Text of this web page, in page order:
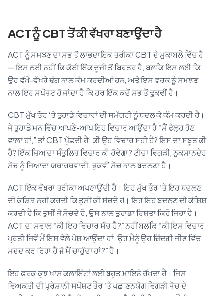
ACT ਨੂੰ CBT ਤੋਂ ਕੀ ਵੱਖਰਾ ਬਣਾਉਂਦਾ ਹੈ
ACT ਨੂੰ ਸਮਝਣ ਦਾ ਸਭ ਤੋਂ ਲਾਭਦਾਇਕ ਤਰੀਕਾ CBT ਦੇ ਮੁਕਾਬਲੇ ਵਿੱਚ ਹੈ
— ਇਸ ਲਈ ਨਹੀਂ ਕਿ ਕੋਈ ਇੱਕ ਦੂਜੀ ਤੋਂ ਬਿਹਤਰ ਹੈ, ਬਲਕਿ ਇਸ ਲਈ ਕਿ
ਉਹ ਵੱਖੋ-ਵੱਖਰੇ ਢੰਗ ਨਾਲ ਕੰਮ ਕਰਦੀਆਂ ਹਨ, ਅਤੇ ਇਸ ਫ਼ਰਕ ਨੂੰ ਸਮਝਣ
ਨਾਲ ਇਹ ਸਪੱਸ਼ਟ ਹੋ ਜਾਂਦਾ ਹੈ ਕਿ ਹਰ ਇੱਕ ਕਦੋਂ ਸਭ ਤੋਂ ਢੁਕਵੀਂ ਹੈ।
CBT ਮੁੱਖ ਤੌਰ ‘ਤੇ ਤੁਹਾਡੇ ਵਿਚਾਰਾਂ ਦੀ ਸਮੱਗਰੀ ਨੂੰ ਬਦਲ ਕੇ ਕੰਮ ਕਰਦੀ ਹੈ।
ਜੇ ਤੁਹਾਡੇ ਮਨ ਵਿੱਚ ਆਪਣੇ-ਆਪ ਇਹ ਵਿਚਾਰ ਆਉਂਦਾ ਹੈ “ਮੈਂ ਫੇਲ੍ਹ ਹੋਣ
ਵਾਲਾ ਹਾਂ,” ਤਾਂ CBT ਪੁੱਛਦੀ ਹੈ: ਕੀ ਉਹ ਵਿਚਾਰ ਸਹੀ ਹੈ? ਇਸ ਦਾ ਸਬੂਤ ਕੀ
ਹੈ? ਇੱਕ ਜ਼ਿਆਦਾ ਸੰਤੁਲਿਤ ਵਿਚਾਰ ਕੀ ਹੋਵੇਗਾ? ਟੀਚਾ ਵਿਗੜੀ, ਨੁਕਸਾਨਦੇਹ
ਸੋਚ ਨੂੰ ਜ਼ਿਆਦਾ ਯਥਾਰਥਵਾਦੀ, ਢੁਕਵੀਂ ਸੋਚ ਨਾਲ ਬਦਲਣਾ ਹੈ।
ACT ਇੱਕ ਵੱਖਰਾ ਤਰੀਕਾ ਅਪਣਾਉਂਦੀ ਹੈ। ਇਹ ਮੁੱਖ ਤੌਰ ‘ਤੇ ਇਹ ਬਦਲਣ
ਦੀ ਕੋਸ਼ਿਸ਼ ਨਹੀਂ ਕਰਦੀ ਕਿ ਤੁਸੀਂ ਕੀ ਸੋਚਦੇ ਹੋ। ਇਹ ਇਹ ਬਦਲਣ ਦੀ ਕੋਸ਼ਿਸ਼
ਕਰਦੀ ਹੈ ਕਿ ਤੁਸੀਂ ਜੋ ਸੋਚਦੇ ਹੋ, ਉਸ ਨਾਲ ਤੁਹਾਡਾ ਰਿਸ਼ਤਾ ਕਿਹੋ ਜਿਹਾ ਹੈ।
ACT ਦਾ ਸਵਾਲ “ਕੀ ਇਹ ਵਿਚਾਰ ਸੱਚ ਹੈ?” ਨਹੀਂ ਬਲਕਿ “ਕੀ ਇਸ ਵਿਚਾਰ
ਪ੍ਰਤੀ ਜਿਵੇਂ ਮੈਂ ਇਸ ਵੇਲੇ ਪੇਸ਼ ਆਉਂਦਾ ਹਾਂ, ਉਹ ਮੈਨੂੰ ਉਹ ਜ਼ਿੰਦਗੀ ਜੀਣ ਵਿੱਚ
ਮਦਦ ਕਰ ਰਿਹਾ ਹੈ ਜੋ ਮੈਂ ਚਾਹੁੰਦਾ ਹਾਂ?” ਹੈ।
ਇਹ ਫ਼ਰਕ ਕੁਝ ਖਾਸ ਕਲਾਇੰਟਾਂ ਲਈ ਬਹੁਤ ਮਾਇਨੇ ਰੱਖਦਾ ਹੈ। ਜਿਸ
ਵਿਅਕਤੀ ਦੀ ਪ੍ਰੇਸ਼ਾਨੀ ਸਪੱਸ਼ਟ ਤੌਰ ‘ਤੇ ਪਛਾਣਨਯੋਗ ਵਿਗੜੀ ਸੋਚ ਦੇ